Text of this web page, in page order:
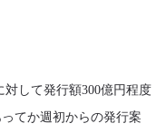
して発行額300億円程度
てか週初からの発行案